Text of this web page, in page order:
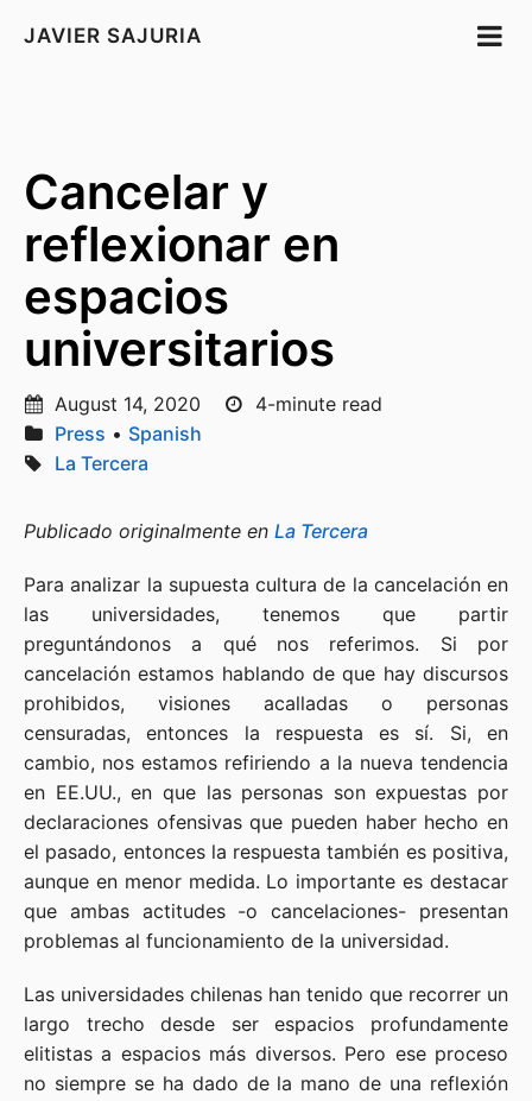
JAVIER SAJURIA
Cancelar y
reflexionar en
espacios
universitarios
August 14, 2020
4-minute read
Press • Spanish
La Tercera
Publicado originalmente en La Tercera
Para analizar la supuesta cultura de la cancelación en
las universidades, tenemos que partir
preguntándonos a qué nos referimos. Si por
cancelación estamos hablando de que hay discursos
prohibidos, visiones acalladas o personas
censuradas, entonces la respuesta es sí. Si, en
cambio, nos estamos refiriendo a la nueva tendencia
en EE.UU., en que las personas son expuestas por
declaraciones ofensivas que pueden haber hecho en
el pasado, entonces la respuesta también es positiva,
aunque en menor medida. Lo importante es destacar
que ambas actitudes -o cancelaciones- presentan
problemas al funcionamiento de la universidad.
Las universidades chilenas han tenido que recorrer un
largo trecho desde ser espacios profundamente
elitistas a espacios más diversos. Pero ese proceso
no siempre se ha dado de la mano de una reflexión